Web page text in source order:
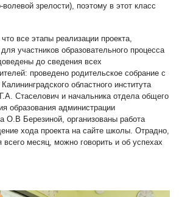
зрелости), поэтому в этот класс
все этапы реализации проекта,
участников образовательного процесса
до сведения всех
проведено родительское собрание с
областного института
Стаселович и начальника отдела общего
образования администрации
О.В Березиной, организованы работа
хода проекта на сайте школы. Отрадно,
всего месяц, можно говорить и об успехах